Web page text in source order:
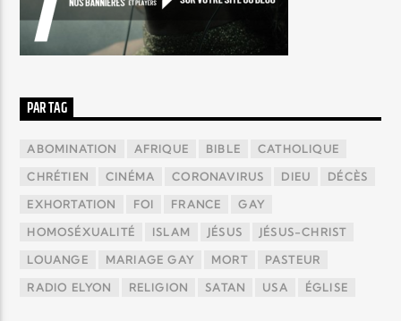
PAR TAG
ABOMINATION AFRIQUE BIBLE CATHOLIQUE
CHRÉTIEN CINÉMA CORONAVIRUS DIEU DÉCÈS
EXHORTATION FOI FRANCE GAY
HOMOSÉXUALITÉ ISLAM JÉSUS JÉSUS-CHRIST
LOUANGE MARIAGE GAY MORT PASTEUR
RADIO ELYON RELIGION SATAN USA ÉGLISE